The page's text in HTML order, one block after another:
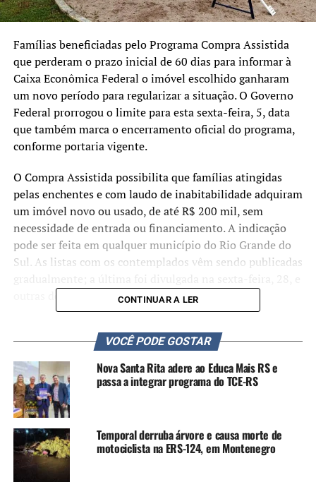
Famílias beneficiadas pelo Programa Compra Assistida
que perderam o prazo inicial de 60 dias para informar à
Caixa Econômica Federal o imóvel escolhido ganharam
um novo período para regularizar a situação. O Governo
Federal prorrogou o limite para esta sexta-feira, 5, data
que também marca o encerramento oficial do programa,
conforme portaria vigente.
O Compra Assistida possibilita que famílias atingidas
pelas enchentes e com laudo de inabitabilidade adquiram
um imóvel novo ou usado, de até R$ 200 mil, sem
necessidade de entrada ou financiamento. A indicação
pode ser feita em qualquer município do Rio Grande do
Sul. As listas com os contemplados vêm sendo publicadas
outras devem ser liberadas ainda nesta semana.
semana passada, com 450 contratos já assinados. Cada
beneficiário tem 60 dias, a partir da divulgação do seu
nome, para indicar o imóvel pretendido. A conferência do
prazo individual está disponível no link oficial do
programa.
A compra dos imóveis é realizada pela Caixa Econômica
Federal, por meio do Fundo de Arrendamento
Residencial (FAR), com entrega direta das chaves aos
CONTINUAR A LER
VOCÊ PODE GOSTAR
Nova Santa Rita adere ao Educa Mais RS e
passa a integrar programa do TCE-RS
Temporal derruba árvore e causa morte de
motociclista na ERS-124, em Montenegro